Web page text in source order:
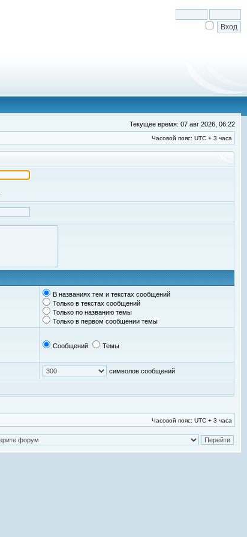
Текущее время: 07 авг 2026, 06:22
Часовой пояс: UTC + 3 часа
В названиях тем и текстах сообщений
Только в текстах сообщений
Только по названию темы
Только в первом сообщении темы
Сообщений Темы
символов сообщений
Часовой пояс: UTC + 3 часа